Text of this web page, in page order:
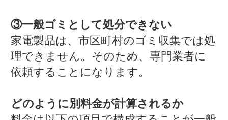
③一般ゴミとして処分できない
家電製品は、市区町村のゴミ収集では処
理できません。そのため、専門業者に
依頼することになります。
どのように別料金が計算されるか